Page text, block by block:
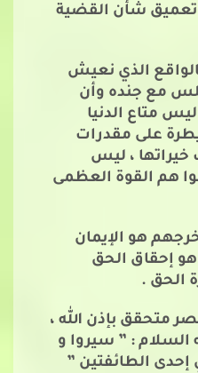
شأن القضية
الذي نعيش
مع جنده وأن
متاع الدنيا
على مقدرات
، ليس
هم القوة العظمى
هو الإيمان
هو إحقاق الحق
الحق .
متحقق بإذن الله ،
السلام : ” سيروا و
إحدى الطائفتين ”